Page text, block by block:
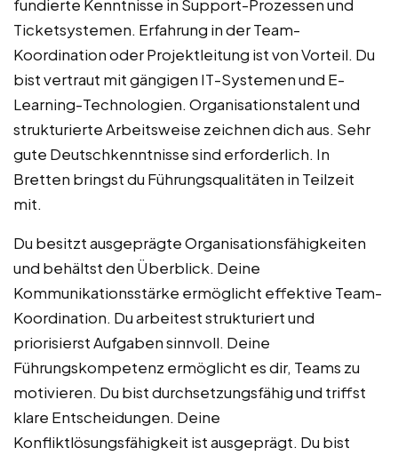
fundierte Kenntnisse in Support-Prozessen und
Ticketsystemen. Erfahrung in der Team-
Koordination oder Projektleitung ist von Vorteil. Du
bist vertraut mit gängigen IT-Systemen und E-
Learning-Technologien. Organisationstalent und
strukturierte Arbeitsweise zeichnen dich aus. Sehr
gute Deutschkenntnisse sind erforderlich. In
Bretten bringst du Führungsqualitäten in Teilzeit
mit.
Du besitzt ausgeprägte Organisationsfähigkeiten
und behältst den Überblick. Deine
Kommunikationsstärke ermöglicht effektive Team-
Koordination. Du arbeitest strukturiert und
priorisierst Aufgaben sinnvoll. Deine
Führungskompetenz ermöglicht es dir, Teams zu
motivieren. Du bist durchsetzungsfähig und triffst
klare Entscheidungen. Deine
Konfliktlösungsfähigkeit ist ausgeprägt. Du bist